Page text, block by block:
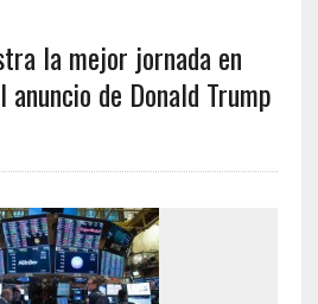
la mejor jornada en
de Donald Trump